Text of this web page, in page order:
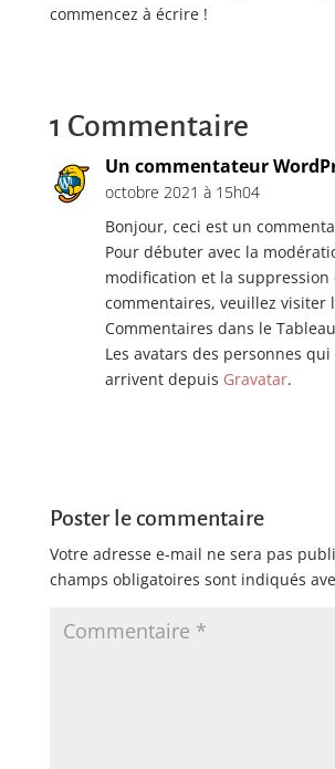
commencez à écrire !
1 Commentaire
Un commentateur
octobre 2021 à 15h04
Bonjour, ceci est un
Pour débuter avec la
modification et la suppression
commentaires, veuillez visiter
Commentaires dans le
Les avatars des personnes
arrivent depuis Gravatar.
Poster le commentaire
Votre adresse e-mail ne sera pas
champs obligatoires sont indiqués